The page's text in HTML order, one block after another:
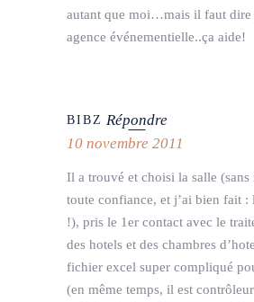
autant que moi…mais il faut dire
agence événementielle..ça aide!
BIBZ Répondre
10 novembre 2011
Il a trouvé et choisi la salle
toute confiance, et j’ai bien fait :
!), pris le 1er contact avec le
des hotels et des chambres
fichier excel super compliqué
(en même temps, il est